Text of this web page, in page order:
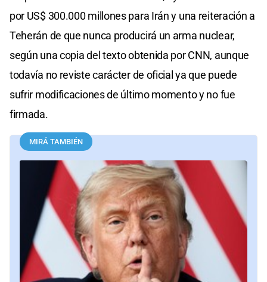
por US$ 300.000 millones para Irán y una reiteración a
Teherán de que nunca producirá un arma nuclear,
según una copia del texto obtenida por CNN, aunque
todavía no reviste carácter de oficial ya que puede
sufrir modificaciones de último momento y no fue
firmada.
MIRÁ TAMBIÉN